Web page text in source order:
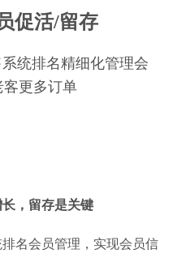
促活/留存
统排名精细化管理会
客更多订单
，留存是关键
名会员管理，实现会员信